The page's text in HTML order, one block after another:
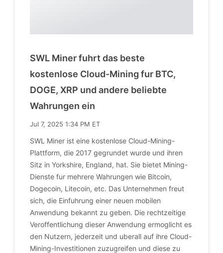
SWL Miner fuhrt das beste
kostenlose Cloud-Mining fur BTC,
DOGE, XRP und andere beliebte
Wahrungen ein
Jul 7, 2025 1:34 PM ET
SWL Miner ist eine kostenlose Cloud-Mining-
Plattform, die 2017 gegrundet wurde und ihren
Sitz in Yorkshire, England, hat. Sie bietet Mining-
Dienste fur mehrere Wahrungen wie Bitcoin,
Dogecoin, Litecoin, etc. Das Unternehmen freut
sich, die Einfuhrung einer neuen mobilen
Anwendung bekannt zu geben. Die rechtzeitige
Veroffentlichung dieser Anwendung ermoglicht es
den Nutzern, jederzeit und uberall auf ihre Cloud-
Mining-Investitionen zuzugreifen und diese zu